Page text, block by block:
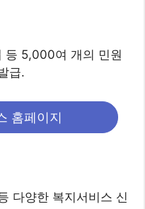
등 5,000여 개의 민원
급.
홈페이지
다양한 복지서비스 신